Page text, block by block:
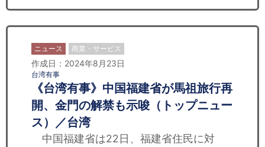
ニュース 商業・サービス
作成日：2024年8月23日
台湾有事
《台湾有事》中国福建省が馬祖旅行再
開、金門の解禁も示唆（トップニュー
ス）／台湾
中国福建省は22日、福建省住民に対